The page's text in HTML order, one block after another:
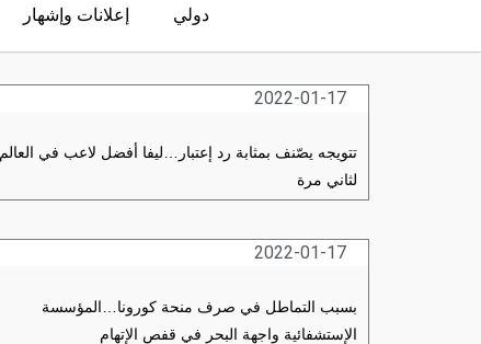
دولي إعلانات وإشهار
2022-01-17
تتويجه يصّنف بمثابة رد إعتبار…ليفا أفضل لاعب في العالم
لثاني مرة
2022-01-17
بسبب التماطل في صرف منحة كورونا…المؤسسة
الإستشفائية واجهة البحر في قفص الإتهام